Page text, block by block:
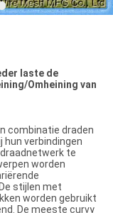
laste de
Omheining van
combinatie draden
hun verbindingen
te
worden
stijlen met
worden gebruikt
De meeste curvy